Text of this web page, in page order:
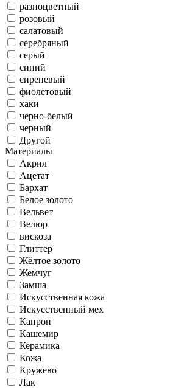
разноцветный
розовый
салатовый
серебряный
серый
синий
сиреневый
фиолетовый
хаки
черно-белый
черный
Другой
Материалы
Акрил
Ацетат
Бархат
Белое золото
Вельвет
Велюр
вискоза
Глиттер
Жёлтое золото
Жемчуг
Замша
Искусственная кожа
Искусственный мех
Капрон
Кашемир
Керамика
Кожа
Кружево
Лак